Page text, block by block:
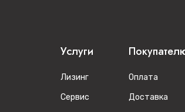
Услуги
Лизинг
Сервис
Оплата
Доставка